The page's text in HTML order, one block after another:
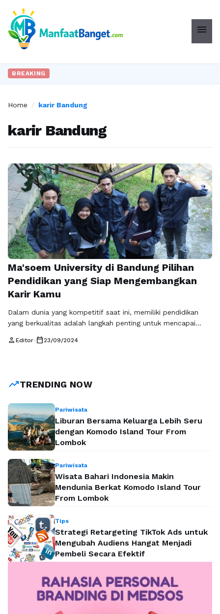
menu
BREAKING
Home / karir Bandung
karir Bandung
Ma'soem University di Bandung Pilihan
Pendidikan yang Siap Mengembangkan
Karir Kamu
Dalam dunia yang kompetitif saat ini, memiliki pendidikan
yang berkualitas adalah langkah penting untuk mencapai
sebagai pilihan pendidikan yang tidak hanya menawarkan
Ma'soem University dapat membantu …
person Editor• calendar_today 23/09/2024
trending_upTRENDING NOW
Pariwisata
Liburan Bersama Keluarga Lebih Seru
dengan Komodo Island Tour From
Lombok
Pariwisata
Wisata Bahari Indonesia Makin
Mendunia Berkat Komodo Island Tour
From Lombok
Tips
Strategi Retargeting TikTok Ads untuk
Mengubah Audiens Hangat Menjadi
Pembeli Secara Efektif